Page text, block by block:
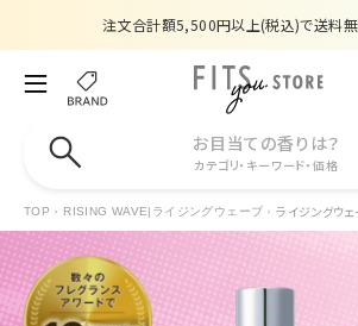
注文合計額5,500円以上(税込)で送料
夏季休業のお知らせ
【数量限定】購入金額6,000円(税込)以上で香水
注文合計額5,500円以上(税込)で送料無
お目当ての香りは？
カテゴリ・キーワード・価格
TOP RISING WAVE|ライジングウェーブ ライジングウ